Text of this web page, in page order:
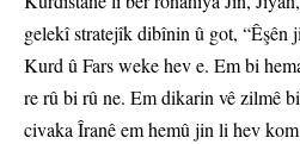
gelekî stratejîk dibînin û got, “Êşên
Kurd û Fars weke hev e. Em bi
re rû bi rû ne. Em dikarin vê zilmê
civaka Îranê em hemû jin li hev